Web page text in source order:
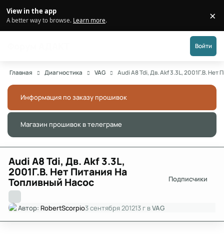
View in the app
A better way to browse. Learn more. ×
Войти
Главная Диагностика VAG Audi A8 Tdi, Дв. Akf 3.3L, 2001Г.В.
Информация по заказу прошивок
Магазин прошивок в телеграме
Audi A8 Tdi, Дв. Akf 3.3L,
2001Г.В. Нет Питания На
Топливный Насос Подписчики
Автор: RobertScorpio3 сентября 201213 г вVAG